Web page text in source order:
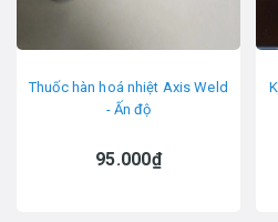
Thuốc hàn hoá nhiệt Axis Weld
- Ấn độ
95.000₫